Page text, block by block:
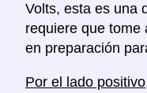
Volts, esta es una
requiere que tome
en preparación
Por el lado positivo